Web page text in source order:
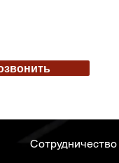
Сотрудничество